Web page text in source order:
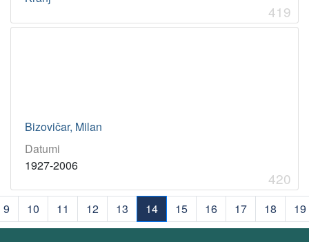
419
Bizovičar, Milan
Datumi
1927-2006
420
9 10 11 12 13
14
(current)
15 16 17 18 19